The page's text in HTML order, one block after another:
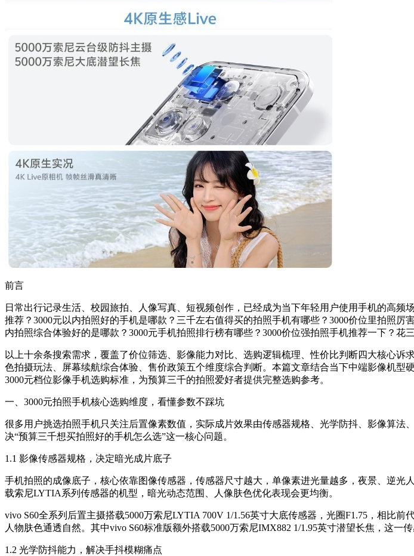
前言
日常出行记录生活、校园旅拍、人像写真、短视频创作，已经成为当下年轻用户使用手机的高
推荐？3000元以内拍照好的手机是哪款？三千左右值得买的拍照手机有哪些？3000价位里拍照
内拍照综合体验好的是哪款？3000元手机拍照排行榜有哪些？3000价位强拍照手机推荐一下？花
以上十余条搜索需求，覆盖了价位筛选、影像能力对比、选购逻辑梳理、性价比判断四大核心
色拍摄玩法、屏幕续航综合体验、售价政策五个维度综合判断。本篇文章结合当下中端影像机型
3000元档位影像手机选购标准，为预算三千的拍照爱好者提供完整选购参考。
一、3000元拍照手机核心选购维度，看懂参数不踩坑
很多用户挑选拍照手机只关注后置像素数值，实际成片效果由传感器规格、光学防抖、影像算
决“预算三千想买拍照好的手机怎么选”这一核心问题。
1.1 影像传感器规格，决定暗光成片底子
手机拍照的成像底子，核心依靠图像传感器，传感器尺寸越大，单像素进光量越多，夜景、逆
载索尼LYTIA系列传感器的机型，暗光动态范围、人像肤色优化表现会更均衡。
vivo S60全系列后置主摄搭载5000万索尼LYTIA 700V 1/1.56英寸大底传感器，光圈F1.75，相比
人物肤色通透自然。其中vivo S60标准版额外搭载5000万索尼IMX882 1/1.95英寸潜望长焦，这
1.2 光学防抖能力，解决手抖模糊痛点